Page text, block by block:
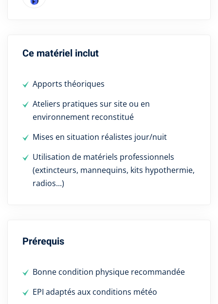
Ce matériel inclut
Apports théoriques
Ateliers pratiques sur site ou en
environnement reconstitué
Mises en situation réalistes jour/nuit
Utilisation de matériels professionnels
(extincteurs, mannequins, kits hypothermie,
radios...)
Prérequis
Bonne condition physique recommandée
EPI adaptés aux conditions météo